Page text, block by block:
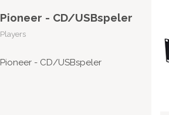
Pioneer - CD/USBspeler
Players
Pioneer - CD/USBspeler